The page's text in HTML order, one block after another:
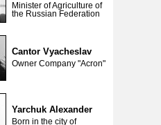
Minister of Agriculture of
the Russian Federation
Cantor Vyacheslav
Owner Company "Acron"
Yarchuk Alexander
Born in the city of